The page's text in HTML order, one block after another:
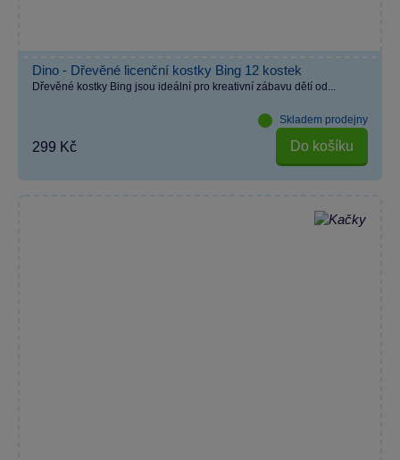
Dino - Dřevěné licenční kostky Bing 12 kostek
Dřevěné kostky Bing jsou ideální pro kreativní zábavu dětí od...
Skladem prodejny
299 Kč Do košíku